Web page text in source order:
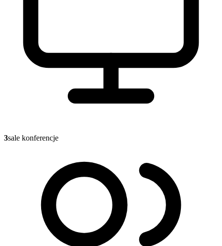
3sale konferencje